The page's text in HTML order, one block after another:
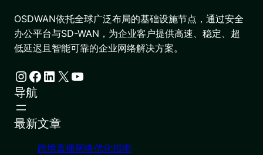
OSDWAN依托全球广泛布局的基础设施节点，通过安全
办公平台与SD-WAN，为企业客户提供高速、稳定、超
低延迟且智能可靠的企业网络解决方案。
Instagram Facebook LinkedIn X YouTube
导航
最新文章
跨境直播网络优化指南